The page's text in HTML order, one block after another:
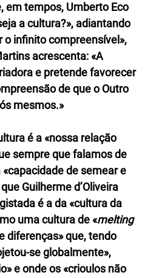
em tempos, Umberto Eco
a cultura?», adiantando
o infinito compreensível»,
acrescenta: «A
e pretende favorecer
de que o Outro
mesmos.»
é a «nossa relação
sempre que falamos de
de semear e
Guilherme d’Oliveira
é a da «cultura da
uma cultura de «melting
diferenças» que, tendo
se globalmente»,
e onde os «crioulos não